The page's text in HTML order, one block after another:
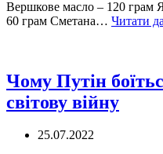
Вершкове масло – 120 грам
60 грам Сметана… Читати
Чому Путін
світову війну
25.07.2022